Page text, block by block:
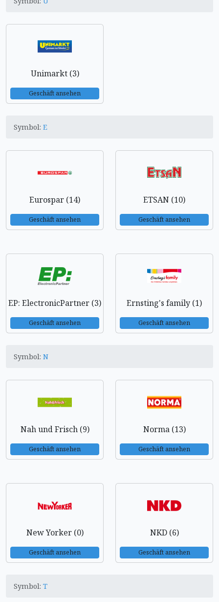
Unimarkt (3)
Geschäft ansehen
Symbol: E
Eurospar (14)
Geschäft ansehen
ETSAN (10)
Geschäft ansehen
EP: ElectronicPartner (3)
Geschäft ansehen
Ernsting's family (1)
Geschäft ansehen
Symbol: N
Nah und Frisch (9)
Geschäft ansehen
Norma (13)
Geschäft ansehen
New Yorker (0)
Geschäft ansehen
NKD (6)
Geschäft ansehen
Symbol: T